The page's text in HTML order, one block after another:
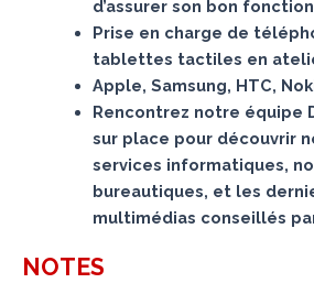
d’assurer son bon
Prise en charge de
tablettes tactiles en
Apple, Samsung, HTC,
Rencontrez notre équipe
sur place pour découvrir
services informatiques,
bureautiques, et les
multimédias conseillés
NOTES